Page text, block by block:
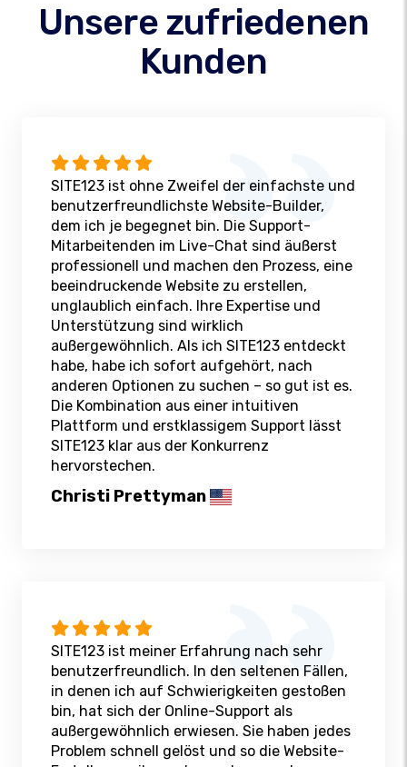
Unsere zufriedenen
Kunden
SITE123 ist ohne Zweifel der einfachste und
benutzerfreundlichste Website-Builder,
dem ich je begegnet bin. Die Support-
Mitarbeitenden im Live-Chat sind äußerst
professionell und machen den Prozess, eine
beeindruckende Website zu erstellen,
unglaublich einfach. Ihre Expertise und
Unterstützung sind wirklich
außergewöhnlich. Als ich SITE123 entdeckt
habe, habe ich sofort aufgehört, nach
anderen Optionen zu suchen – so gut ist es.
Die Kombination aus einer intuitiven
Plattform und erstklassigem Support lässt
SITE123 klar aus der Konkurrenz
hervorstechen.
Christi Prettyman
SITE123 ist meiner Erfahrung nach sehr
benutzerfreundlich. In den seltenen Fällen,
in denen ich auf Schwierigkeiten gestoßen
bin, hat sich der Online-Support als
außergewöhnlich erwiesen. Sie haben jedes
Problem schnell gelöst und so die Website-